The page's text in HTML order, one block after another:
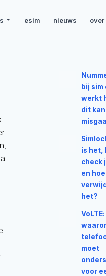
esim nieuws over
bij sim
werkt
dit
is het,
check
en hoe
het?
VoLTE:
moet
voor